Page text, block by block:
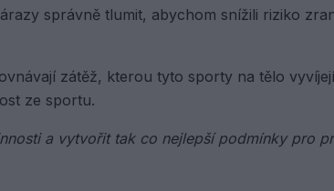
správně tlumit, abychom snížili riziko
zátěž, kterou tyto sporty na tělo
ze sportu.
a vytvořit tak co nejlepší podmínky pro